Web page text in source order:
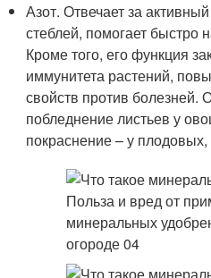
Азот. Отвечает за
стеблей, помогает быстро
Кроме того, его функция
иммунитета растений,
свойств против болезней.
побледнение листьев у
покраснение – у